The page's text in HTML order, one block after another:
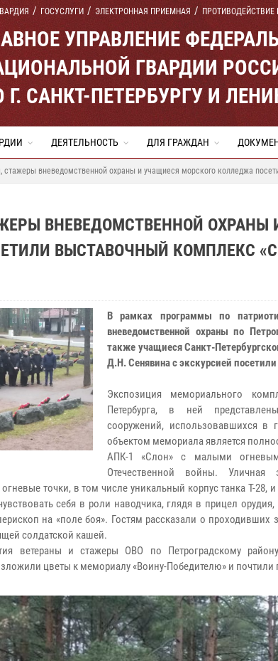
ГОСУСЛУГИ ЭЛЕКТРОННАЯ ПРИЕМНАЯ
УПРАВЛЕНИЕ
ГВАРДИИ
Г. САНКТ-ПЕТЕРБУРГУ И
ДЕЯТЕЛЬНОСТЬ ДЛЯ ГРАЖДАН
стажеры вневедомственной охраны и учащиеся морского колледжа
ВНЕВЕДОМСТВЕННОЙ
ВЫСТАВОЧНЫЙ КОМПЛЕКС
В рамках программы по
вневедомственной охраны по
также учащиеся Санкт-
Д.Н. Сенявина с экскурсией
Экспозиция мемориального
Петербурга, в ней
сооружений, использовавшихся в
объектом мемориала является
АПК-1 «Слон» с малыми
Отечественной войны. Уличная
точки, в том числе уникальный корпус танка Т-28,
себя в роли наводчика, глядя в прицел
на «поле боя». Гостям рассказали о
солдатской кашей.
ветераны и стажеры ОВО по Петроградскому
цветы к мемориалу «Воину-Победителю» и